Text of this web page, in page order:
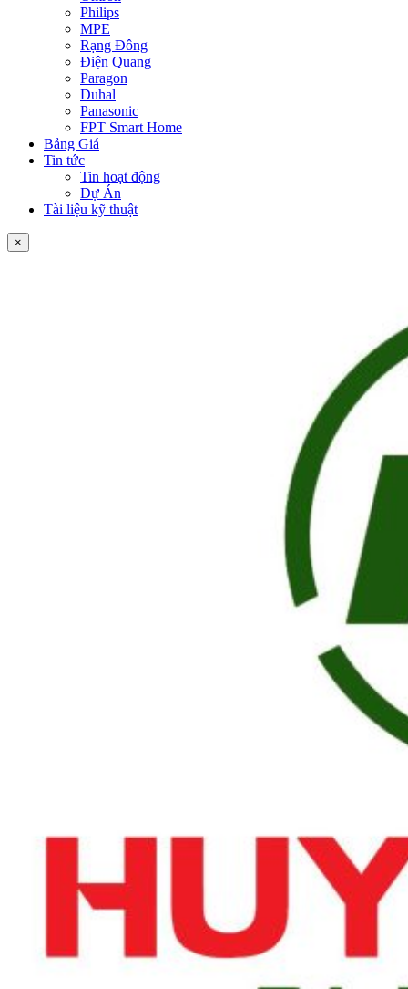
Philips
MPE
Rạng Đông
Điện Quang
Paragon
Duhal
Panasonic
FPT Smart Home
Bảng Giá
Tin tức
Tin hoạt động
Dự Án
Tài liệu kỹ thuật
×